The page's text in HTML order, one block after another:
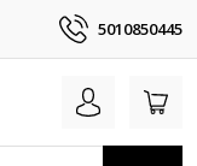
5010850445